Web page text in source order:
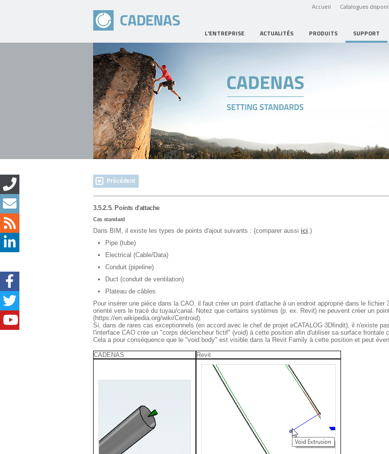
Accueil Catalogues
L'ENTREPRISE ACTUALITÉS PRODUITS SUPPORT
Précédent
3.5.2.5. Points d'attache
Cas standard
Dans BIM, il existe les types de points d'ajout suivants : (comparer aussi ici.)
Pipe (tube)
Electrical (Cable/Data)
Conduit (pipeline)
Duct (conduit de ventilation)
Plateau de câbles
Pour insérer une pièce dans la CAO, il faut créer un point d'attache à un endroit approprié dans le
orienté vers le tracé du tuyau/canal. Notez que certains systèmes (p. ex. Revit) ne peuvent créer un
(https://en.wikipedia.org/wiki/Centroid).
Si, dans de rares cas exceptionnels (en accord avec le chef de projet eCATALOG 3Dfindit), il n'existe
l'interface CAO crée un "corps déclencheur fictif" (void) à cette position afin d'utiliser sa surface frontale
Cela a pour conséquence que le "void body" est visible dans la Revit Family à cette position et peut
CADENAS Revit